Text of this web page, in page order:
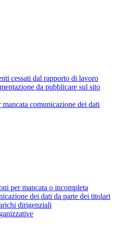
cessati dal rapporto di lavoro
da pubblicare sul sito
mancata comunicazione dei dati
per mancata o incompleta
dei dati da parte dei titolari
dirigenziali